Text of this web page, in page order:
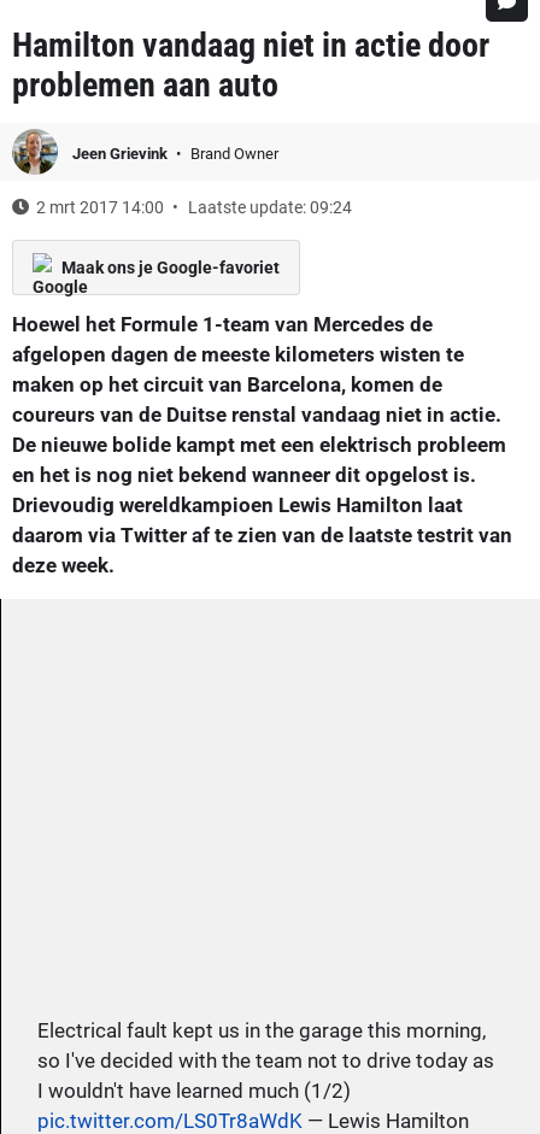
Hamilton vandaag niet in actie door
problemen aan auto
Jeen Grievink Brand Owner
2 mrt 2017 14:00 Laatste update: 09:24
Maak ons je Google-favoriet
Hoewel het Formule 1-team van Mercedes de
afgelopen dagen de meeste kilometers wisten te
maken op het circuit van Barcelona, komen de
coureurs van de Duitse renstal vandaag niet in actie.
De nieuwe bolide kampt met een elektrisch probleem
en het is nog niet bekend wanneer dit opgelost is.
Drievoudig wereldkampioen Lewis Hamilton laat
daarom via Twitter af te zien van de laatste testrit van
deze week.
Electrical fault kept us in the garage this morning,
so I've decided with the team not to drive today as
I wouldn't have learned much (1/2)
pic.twitter.com/LS0Tr8aWdK — Lewis Hamilton